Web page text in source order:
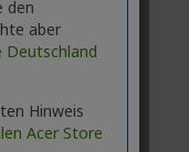
den
aber
Deutschland
Hinweis
Acer Store